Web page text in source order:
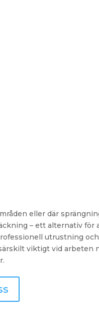
ut din fastighet på ett
Tillbyggnad
att bygga ut med ett
varje detalj håller hög